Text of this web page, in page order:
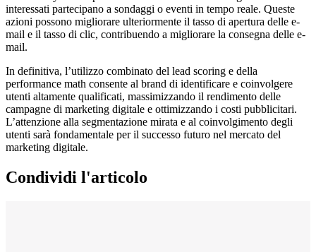
interessati partecipano a sondaggi o eventi in tempo reale. Queste
azioni possono migliorare ulteriormente il tasso di apertura delle e-
mail e il tasso di clic, contribuendo a migliorare la consegna delle e-
mail.
In definitiva, l’utilizzo combinato del lead scoring e della
performance math consente al brand di identificare e coinvolgere
utenti altamente qualificati, massimizzando il rendimento delle
campagne di marketing digitale e ottimizzando i costi pubblicitari.
L’attenzione alla segmentazione mirata e al coinvolgimento degli
utenti sarà fondamentale per il successo futuro nel mercato del
marketing digitale.
Condividi l'articolo